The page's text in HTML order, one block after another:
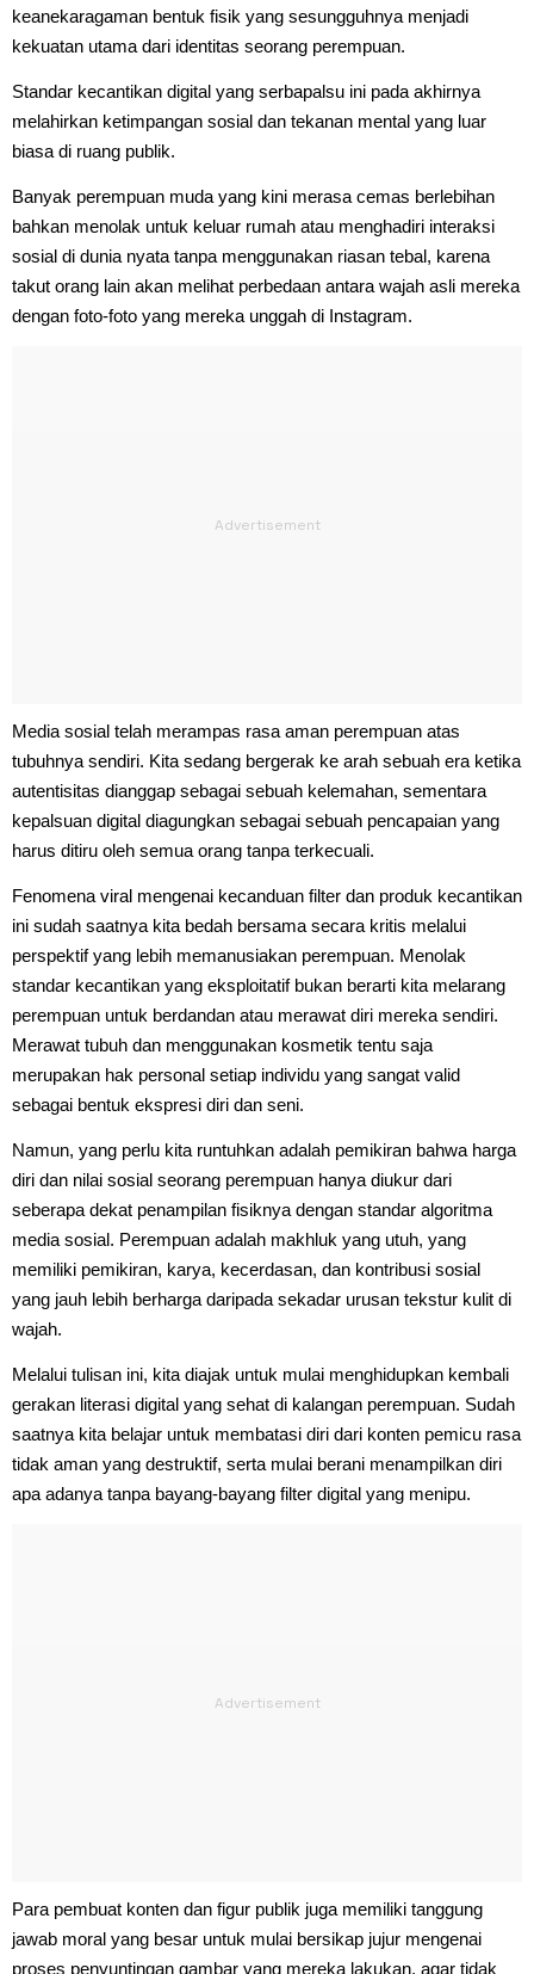
keanekaragaman bentuk fisik yang sesungguhnya menjadi
kekuatan utama dari identitas seorang perempuan.
Standar kecantikan digital yang serbapalsu ini pada akhirnya
melahirkan ketimpangan sosial dan tekanan mental yang luar
biasa di ruang publik.
Banyak perempuan muda yang kini merasa cemas berlebihan
bahkan menolak untuk keluar rumah atau menghadiri interaksi
sosial di dunia nyata tanpa menggunakan riasan tebal, karena
takut orang lain akan melihat perbedaan antara wajah asli mereka
dengan foto-foto yang mereka unggah di Instagram.
Media sosial telah merampas rasa aman perempuan atas
tubuhnya sendiri. Kita sedang bergerak ke arah sebuah era ketika
autentisitas dianggap sebagai sebuah kelemahan, sementara
kepalsuan digital diagungkan sebagai sebuah pencapaian yang
harus ditiru oleh semua orang tanpa terkecuali.
Fenomena viral mengenai kecanduan filter dan produk kecantikan
ini sudah saatnya kita bedah bersama secara kritis melalui
perspektif yang lebih memanusiakan perempuan. Menolak
standar kecantikan yang eksploitatif bukan berarti kita melarang
perempuan untuk berdandan atau merawat diri mereka sendiri.
Merawat tubuh dan menggunakan kosmetik tentu saja
merupakan hak personal setiap individu yang sangat valid
sebagai bentuk ekspresi diri dan seni.
Namun, yang perlu kita runtuhkan adalah pemikiran bahwa harga
diri dan nilai sosial seorang perempuan hanya diukur dari
seberapa dekat penampilan fisiknya dengan standar algoritma
media sosial. Perempuan adalah makhluk yang utuh, yang
memiliki pemikiran, karya, kecerdasan, dan kontribusi sosial
yang jauh lebih berharga daripada sekadar urusan tekstur kulit di
wajah.
Melalui tulisan ini, kita diajak untuk mulai menghidupkan kembali
gerakan literasi digital yang sehat di kalangan perempuan. Sudah
saatnya kita belajar untuk membatasi diri dari konten pemicu rasa
tidak aman yang destruktif, serta mulai berani menampilkan diri
apa adanya tanpa bayang-bayang filter digital yang menipu.
Para pembuat konten dan figur publik juga memiliki tanggung
jawab moral yang besar untuk mulai bersikap jujur mengenai
proses penyuntingan gambar yang mereka lakukan, agar tidak